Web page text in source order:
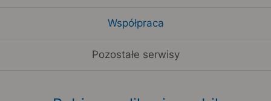
Współpraca
Pozostałe serwisy